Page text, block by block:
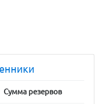
Сумма резервов